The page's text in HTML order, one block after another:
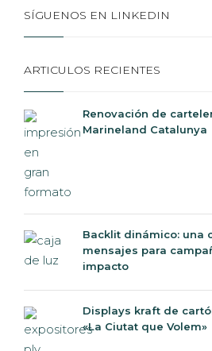
SÍGUENOS EN LINKEDIN
ARTICULOS RECIENTES
Renovación de
Marineland Catalunya
Backlit dinámico: una
mensajes para
impacto
Displays kraft de
«La Ciutat que Volem»